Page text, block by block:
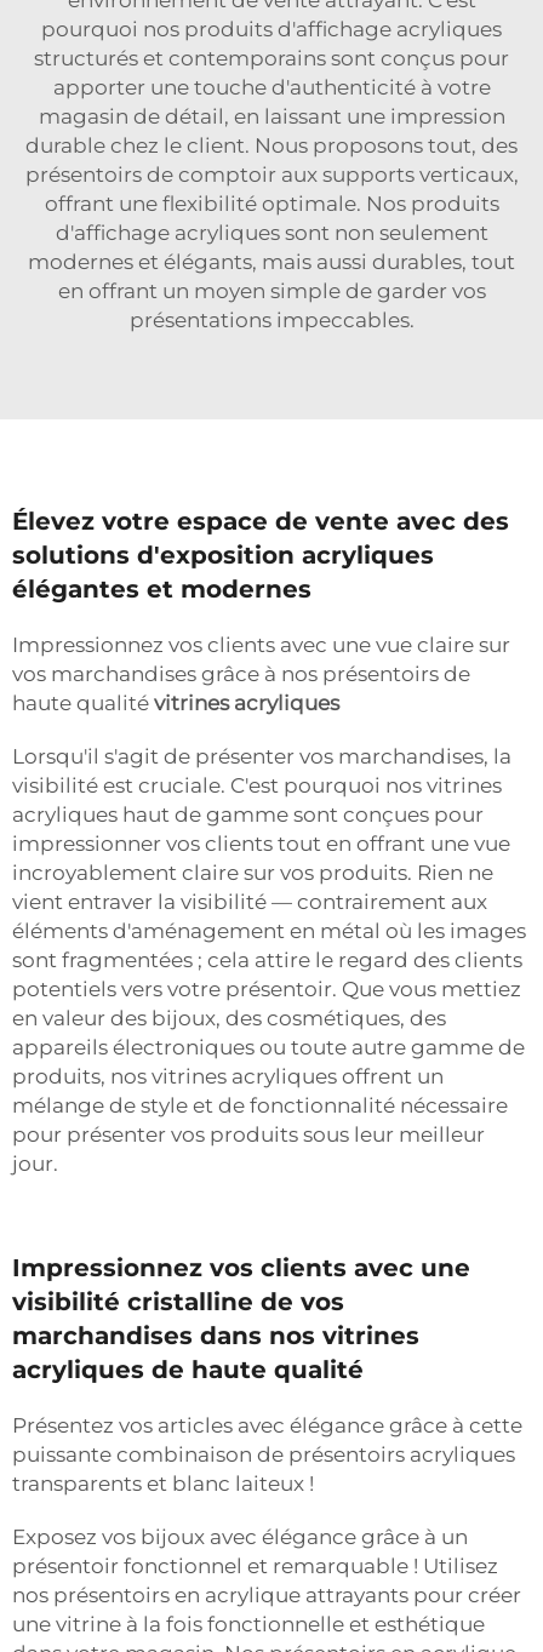
pourquoi nos produits d'affichage acryliques
structurés et contemporains sont conçus pour
apporter une touche d'authenticité à votre
magasin de détail, en laissant une impression
durable chez le client. Nous proposons tout, des
présentoirs de comptoir aux supports verticaux,
offrant une flexibilité optimale. Nos produits
d'affichage acryliques sont non seulement
modernes et élégants, mais aussi durables, tout
en offrant un moyen simple de garder vos
présentations impeccables.
Élevez votre espace de vente avec des
solutions d'exposition acryliques
élégantes et modernes
Impressionnez vos clients avec une vue claire sur
vos marchandises grâce à nos présentoirs de
haute qualité vitrines acryliques
Lorsqu'il s'agit de présenter vos marchandises, la
visibilité est cruciale. C'est pourquoi nos vitrines
acryliques haut de gamme sont conçues pour
impressionner vos clients tout en offrant une vue
incroyablement claire sur vos produits. Rien ne
vient entraver la visibilité — contrairement aux
éléments d'aménagement en métal où les images
sont fragmentées ; cela attire le regard des clients
potentiels vers votre présentoir. Que vous mettiez
en valeur des bijoux, des cosmétiques, des
appareils électroniques ou toute autre gamme de
produits, nos vitrines acryliques offrent un
mélange de style et de fonctionnalité nécessaire
pour présenter vos produits sous leur meilleur
jour.
Impressionnez vos clients avec une
visibilité cristalline de vos
marchandises dans nos vitrines
acryliques de haute qualité
Présentez vos articles avec élégance grâce à cette
puissante combinaison de présentoirs acryliques
transparents et blanc laiteux !
Exposez vos bijoux avec élégance grâce à un
présentoir fonctionnel et remarquable ! Utilisez
nos présentoirs en acrylique attrayants pour créer
une vitrine à la fois fonctionnelle et esthétique